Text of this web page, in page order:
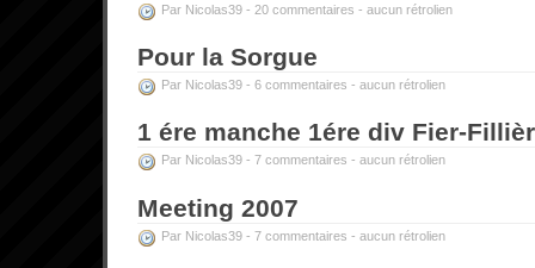
Par Nicolas39 - 20 commentaires - aucun rétrolien
Pour la Sorgue
Par Nicolas39 - 6 commentaires - aucun rétrolien
1 ére manche 1ére div Fier-
Par Nicolas39 - 7 commentaires - aucun rétrolien
Meeting 2007
Par Nicolas39 - 7 commentaires - aucun rétrolien